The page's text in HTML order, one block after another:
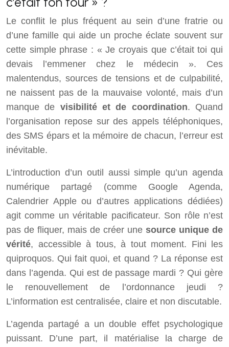
Le conflit le plus fréquent au sein d’une fratrie ou
d’une famille qui aide un proche éclate souvent sur
cette simple phrase : « Je croyais que c’était toi qui
devais l’emmener chez le médecin ». Ces
malentendus, sources de tensions et de culpabilité,
ne naissent pas de la mauvaise volonté, mais d’un
manque de visibilité et de coordination. Quand
l’organisation repose sur des appels téléphoniques,
des SMS épars et la mémoire de chacun, l’erreur est
inévitable.
L’introduction d’un outil aussi simple qu’un agenda
numérique partagé (comme Google Agenda,
Calendrier Apple ou d’autres applications dédiées)
agit comme un véritable pacificateur. Son rôle n’est
pas de fliquer, mais de créer une source unique de
vérité, accessible à tous, à tout moment. Fini les
quiproquos. Qui fait quoi, et quand ? La réponse est
dans l’agenda. Qui est de passage mardi ? Qui gère
le renouvellement de l’ordonnance jeudi ?
L’information est centralisée, claire et non discutable.
L’agenda partagé a un double effet psychologique
puissant. D’une part, il matérialise la charge de